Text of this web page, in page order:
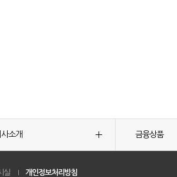
소개 금융상품
실 개인정보처리방침